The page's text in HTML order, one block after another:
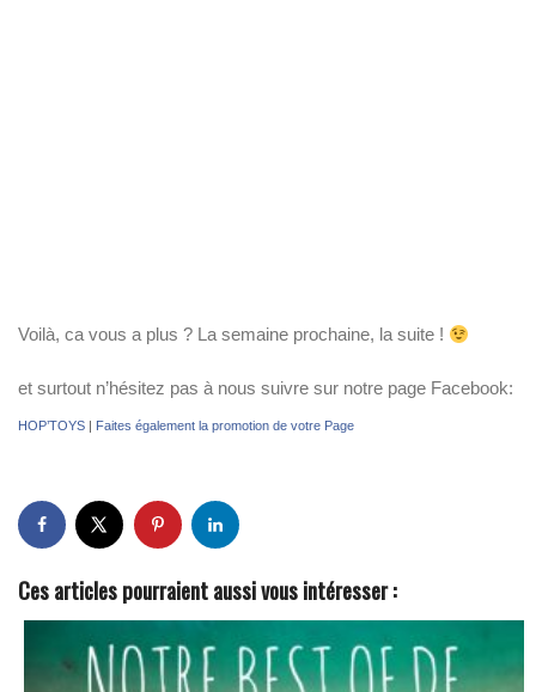
Voilà, ca vous a plus ? La semaine prochaine, la suite !
et surtout n’hésitez pas à nous suivre sur notre page Facebook:
HOP’TOYS | Faites également la promotion de votre Page
Ces articles pourraient aussi vous intéresser :